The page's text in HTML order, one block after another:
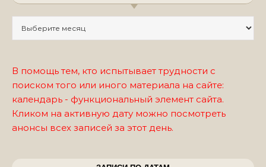
В помощь тем, кто испытывает трудности с
поиском того или иного материала на сайте:
календарь - функциональный элемент сайта.
Кликом на активную дату можно посмотреть
анонсы всех записей за этот день.